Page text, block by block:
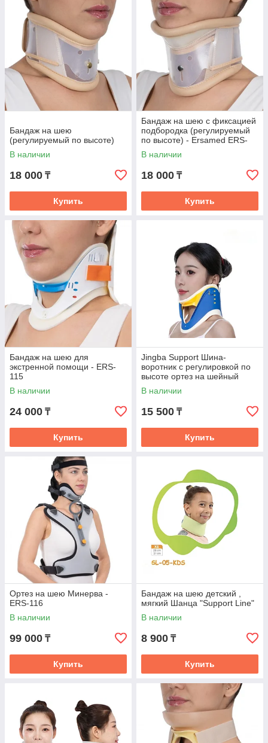
Бандаж на шею
(регулируемый по высоте)
В наличии
18 000 ₸
Купить
Бандаж на шею с фиксацией
подбородка (регулируемый
по высоте) - Ersamed ERS-
109
В наличии
18 000 ₸
Купить
Бандаж на шею для
экстренной помощи - ERS-
115
В наличии
24 000 ₸
Купить
Jingba Support Шина-
воротник с регулировкой по
высоте ортез на шейный
отдел размер универсальный
мультиколор
В наличии
15 500 ₸
Купить
Ортез на шею Минерва -
ERS-116
В наличии
99 000 ₸
Купить
Бандаж на шею детский ,
мягкий Шанца "Support Line"
В наличии
8 900 ₸
Купить